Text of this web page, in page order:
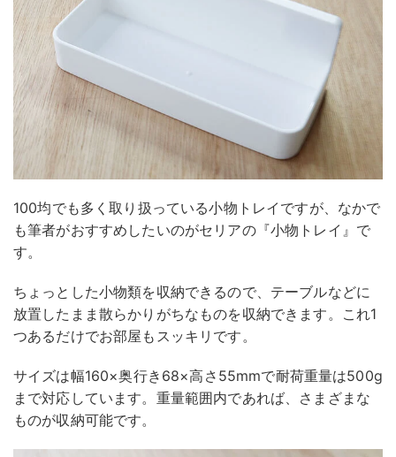
100均でも多く取り扱っている小物トレイですが、なかで
も筆者がおすすめしたいのがセリアの『小物トレイ』で
す。
ちょっとした小物類を収納できるので、テーブルなどに
放置したまま散らかりがちなものを収納できます。これ1
つあるだけでお部屋もスッキリです。
サイズは幅160×奥行き68×高さ55mmで耐荷重量は500g
まで対応しています。重量範囲内であれば、さまざまな
ものが収納可能です。